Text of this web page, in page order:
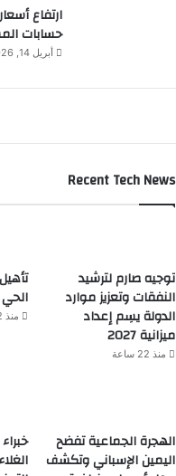
ارتفاع
حسابات
أبريل 14, 2026
Recent Tech News
توجيه صارم لترشيد
النفقات وتعزيز موارد
الدولة يسِم إعداد
ميزانية 2027
منذ 22 ساعة
منذ 22 ساعة
الهجرة الجماعية تفضح
اليمين الإسباني وتكشف